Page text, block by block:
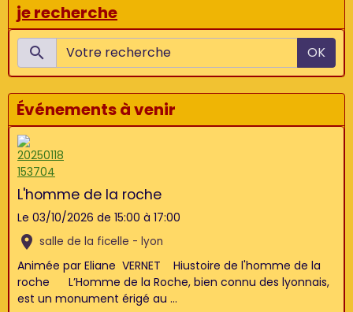
je recherche
OK
Événements à venir
L'homme de la roche
Le 03/10/2026 de 15:00 à 17:00
salle de la ficelle - lyon
Animée par Eliane VERNET Hiustoire de l'homme de la
roche L’Homme de la Roche, bien connu des lyonnais,
est un monument érigé au ...